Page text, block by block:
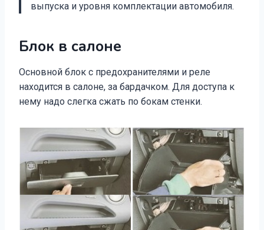
выпуска и уровня комплектации автомобиля.
Блок в салоне
Основной блок с предохранителями и реле
находится в салоне, за бардачком. Для доступа к
нему надо слегка сжать по бокам стенки.